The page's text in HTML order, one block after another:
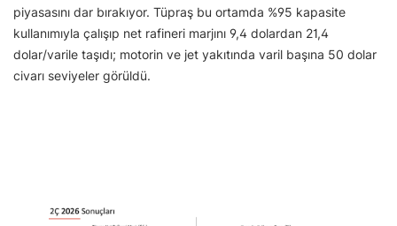
piyasasını dar bırakıyor. Tüpraş bu ortamda %95 kapasite
kullanımıyla çalışıp net rafineri marjını 9,4 dolardan 21,4
dolar/varile taşıdı; motorin ve jet yakıtında varil başına 50 dolar
civarı seviyeler görüldü.